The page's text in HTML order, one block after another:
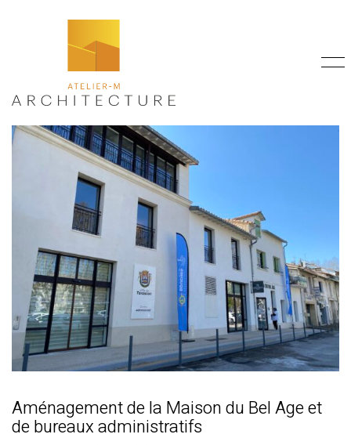
Aménagement de la Maison du Bel Age et
de bureaux administratifs